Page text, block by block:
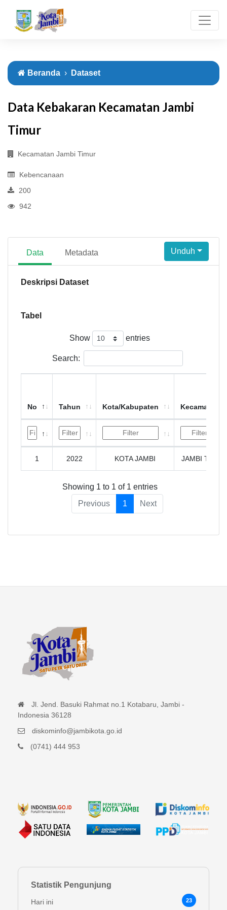
Beranda Dataset
Data Kebakaran Kecamatan Jambi
Timur
Kecamatan Jambi Timur
Kebencanaan
200
942
Data Metadata Unduh
Deskripsi Dataset
Tabel
Show entries
Search:
No Tahun Kota/Kabupaten Kecamatan
1 2022 KOTA JAMBI JAMBI TIMUR
Showing 1 to 1 of 1 entries
Previous
1 Next
Jl. Jend. Basuki Rahmat no.1 Kotabaru, Jambi -
Indonesia 36128
diskominfo@jambikota.go.id
(0741) 444 953
Statistik Pengunjung
Hari ini 23